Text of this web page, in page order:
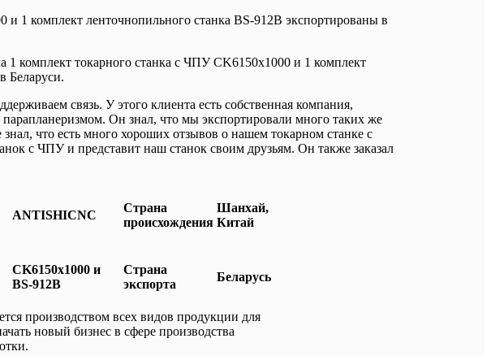
1 комплект ленточнопильного станка BS-912B экспортированы в
комплект токарного станка с ЧПУ CK6150x1000 и 1 комплект
Беларуси.
связь. У этого клиента есть собственная компания,
Он знал, что мы экспортировали много таких же
что есть много хороших отзывов о нашем токарном станке с
с ЧПУ и представит наш станок своим друзьям. Он также заказал
ANTISHICNC
Страна
происхождения
Шанхай,
Китай
CK6150x1000 и
BS-912B
Страна
экспорта
Беларусь
производством всех видов продукции для
новый бизнес в сфере производства